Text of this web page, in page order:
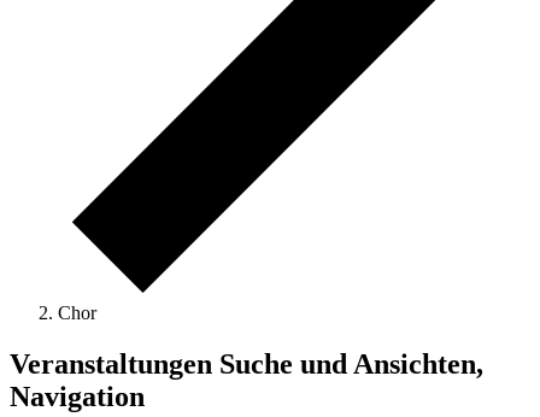
Chor
Veranstaltungen
Veranstaltungen Suche und Ansichten,
Navigation